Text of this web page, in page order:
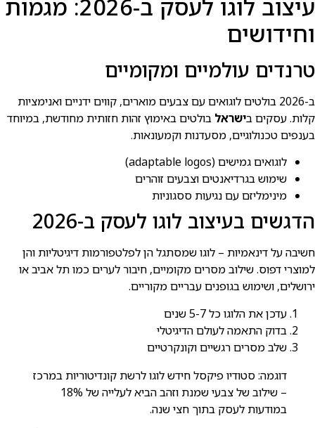
עיצוב לוגו לעסק ב-2026: מגמות
וחידושים
טרנדים עולמיים ומקומיים
ב-2026 בולטים לוגואים עם צבעים מוארים, קווים ידניים ואנימציות
קלות. עסקים בישראל בולטים באימוץ זהות חזותית מחודשת, במיוחד
בענפים טכנולוגיים, מסעדנות וקמעונאות.
לוגואים גמישים (adaptable logos)
שימוש בגרדיאנטים וצבעים זוהרים
מינימליזם עם נגיעות ססגוניות
הדגשים בעיצוב לוגו לעסק ב-2026
חשיבה על דינאמיות – לוגו שמסתגל הן לפלטפורמות דיגיטליות והן
למוצרי דפוס. שילוב מסרים מקומיים, חיבור לערים כמו תל אביב או
ירושלים, ושימוש בגופנים עבריים מקוריים.
עדכן את הלוגו כל 5-7 שנים
בדוק התאמה לעולם הדיגיטלי
שלב מסרים רגשיים וקונקרטיים
דוגמה: סטודיו פיקסל חידש לוגו לרשת קונדיטוריות במרכז
– שילוב של צבעי שמנת וזהב הביא לעלייה של 18%
במודעות לעסק בתוך חצי שנה.